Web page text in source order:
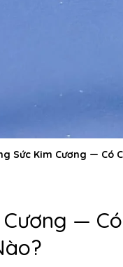
—
Sức Kim Cương — Có